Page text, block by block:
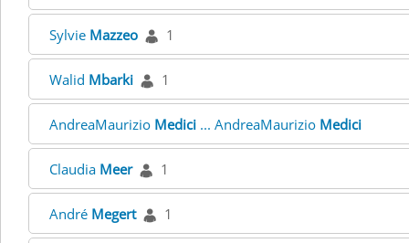
Sylvie Mazzeo 1
Walid Mbarki 1
AndreaMaurizio Medici ... AndreaMaurizio Medici
Claudia Meer 1
André Megert 1